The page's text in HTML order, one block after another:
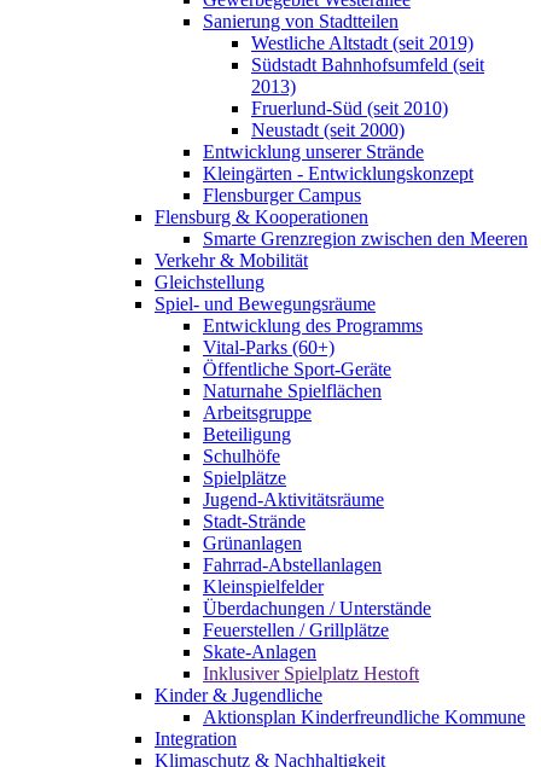
Sanierung von Stadtteilen
Westliche Altstadt (seit 2019)
Südstadt Bahnhofsumfeld (seit
2013)
Fruerlund-Süd (seit 2010)
Neustadt (seit 2000)
Entwicklung unserer Strände
Kleingärten - Entwicklungskonzept
Flensburger Campus
Flensburg & Kooperationen
Smarte Grenzregion zwischen den Meeren
Verkehr & Mobilität
Gleichstellung
Spiel- und Bewegungsräume
Entwicklung des Programms
Vital-Parks (60+)
Öffentliche Sport-Geräte
Naturnahe Spielflächen
Arbeitsgruppe
Beteiligung
Schulhöfe
Spielplätze
Jugend-Aktivitätsräume
Stadt-Strände
Grünanlagen
Fahrrad-Abstellanlagen
Kleinspielfelder
Überdachungen / Unterstände
Feuerstellen / Grillplätze
Skate-Anlagen
Inklusiver Spielplatz Hestoft
Kinder & Jugendliche
Aktionsplan Kinderfreundliche Kommune
Integration
Klimaschutz & Nachhaltigkeit